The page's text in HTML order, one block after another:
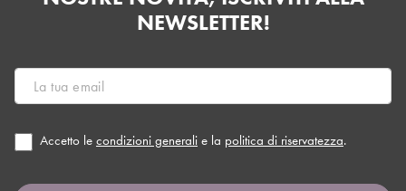
NEWSLETTER!
Accetto le condizioni generali e la politica di riservatezza.